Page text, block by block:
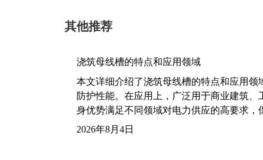
其他推荐
浇筑母线槽的特点和应用领域
本文详细介绍了浇筑母线槽的特点和应用
防护性能。在应用上，广泛用于商业建筑
身优势满足不同领域对电力供应的高要求，
2026年8月4日